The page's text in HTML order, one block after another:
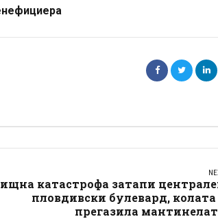
катастрофа затапи
пловдивски булевард, колата
прегазила